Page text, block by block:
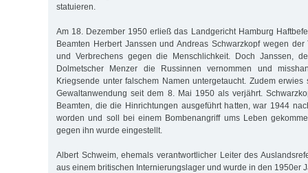
statuieren.
Am 18. Dezember 1950 erließ das Landgericht Hamburg
Beamten Herbert Janssen und Andreas Schwarzkopf wegen
und Verbrechens gegen die Menschlichkeit. Doch Janssen,
Dolmetscher Menzer die Russinnen vernommen und
Kriegsende unter falschem Namen untergetaucht. Zudem erwies
Gewaltanwendung seit dem 8. Mai 1950 als verjährt.
Beamten, die die Hinrichtungen ausgeführt hatten, war 1944
worden und soll bei einem Bombenangriff ums Leben
gegen ihn wurde eingestellt.
Albert Schweim, ehemals verantwortlicher Leiter des
aus einem britischen Internierungslager und wurde in den 1950er